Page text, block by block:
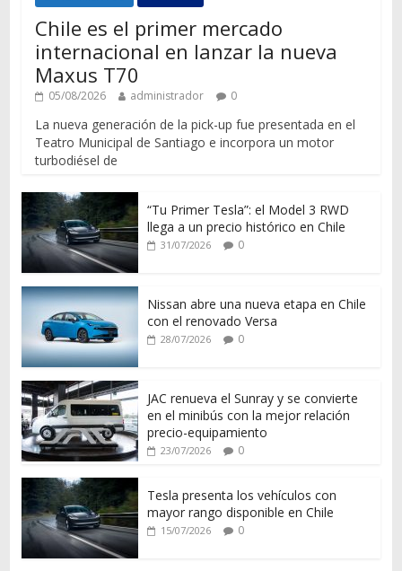
Chile es el primer mercado
internacional en lanzar la nueva
Maxus T70
05/08/2026 administrador 0
La nueva generación de la pick-up fue presentada en el
Teatro Municipal de Santiago e incorpora un motor
turbodiésel de
“Tu Primer Tesla”: el Model 3 RWD
llega a un precio histórico en Chile
31/07/2026 0
Nissan abre una nueva etapa en Chile
con el renovado Versa
28/07/2026 0
JAC renueva el Sunray y se convierte
en el minibús con la mejor relación
precio-equipamiento
23/07/2026 0
Tesla presenta los vehículos con
mayor rango disponible en Chile
15/07/2026 0